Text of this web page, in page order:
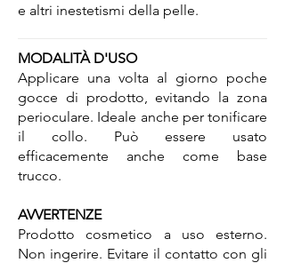
e altri inestetismi della pelle.
MODALITÀ D'USO
Applicare una volta al giorno poche
gocce di prodotto, evitando la zona
perioculare. Ideale anche per tonificare
il collo. Può essere usato
efficacemente anche come base
trucco.
AVVERTENZE
Prodotto cosmetico a uso esterno.
Non ingerire. Evitare il contatto con gli